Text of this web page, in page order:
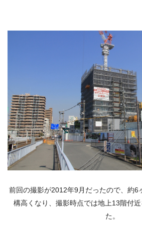
前回の撮影が2012年9月だったので、約6
構高くなり、撮影時点では地上13階付
た。